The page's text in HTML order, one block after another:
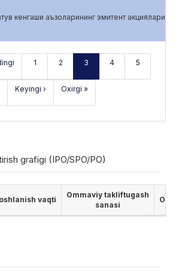
кенгаши аъзоларининг эмитент
1 2 3 4 5
Keyingi › Oxirgi »
grafigi (IPO/SPO/PO)
vaqti
Ommaviy takliftugash
sanasi